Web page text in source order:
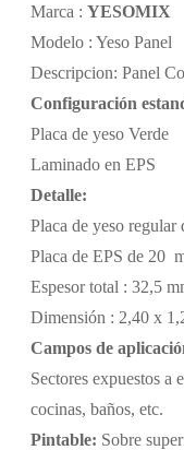
Marca : YESOMIX
Modelo : Yeso Panel
Descripcion: Panel
Configuración
Placa de yeso Verde
Laminado en EPS
Detalle:
Placa de yeso regular
Placa de EPS de 20
Espesor total : 32,5
Dimensión : 2,40 x
Campos de
Sectores expuestos a
cocinas, baños, etc.
Pintable: Sobre